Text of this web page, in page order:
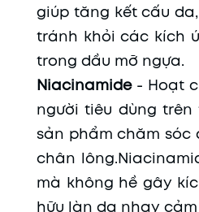
giúp tăng kết cấu
tránh khỏi các kích
trong dầu mỡ ngựa.
Niacinamide- Hoạt
người tiêu dùng
sản phẩm chăm sóc
chân
mà không hề gây
hữu làn da nhạy